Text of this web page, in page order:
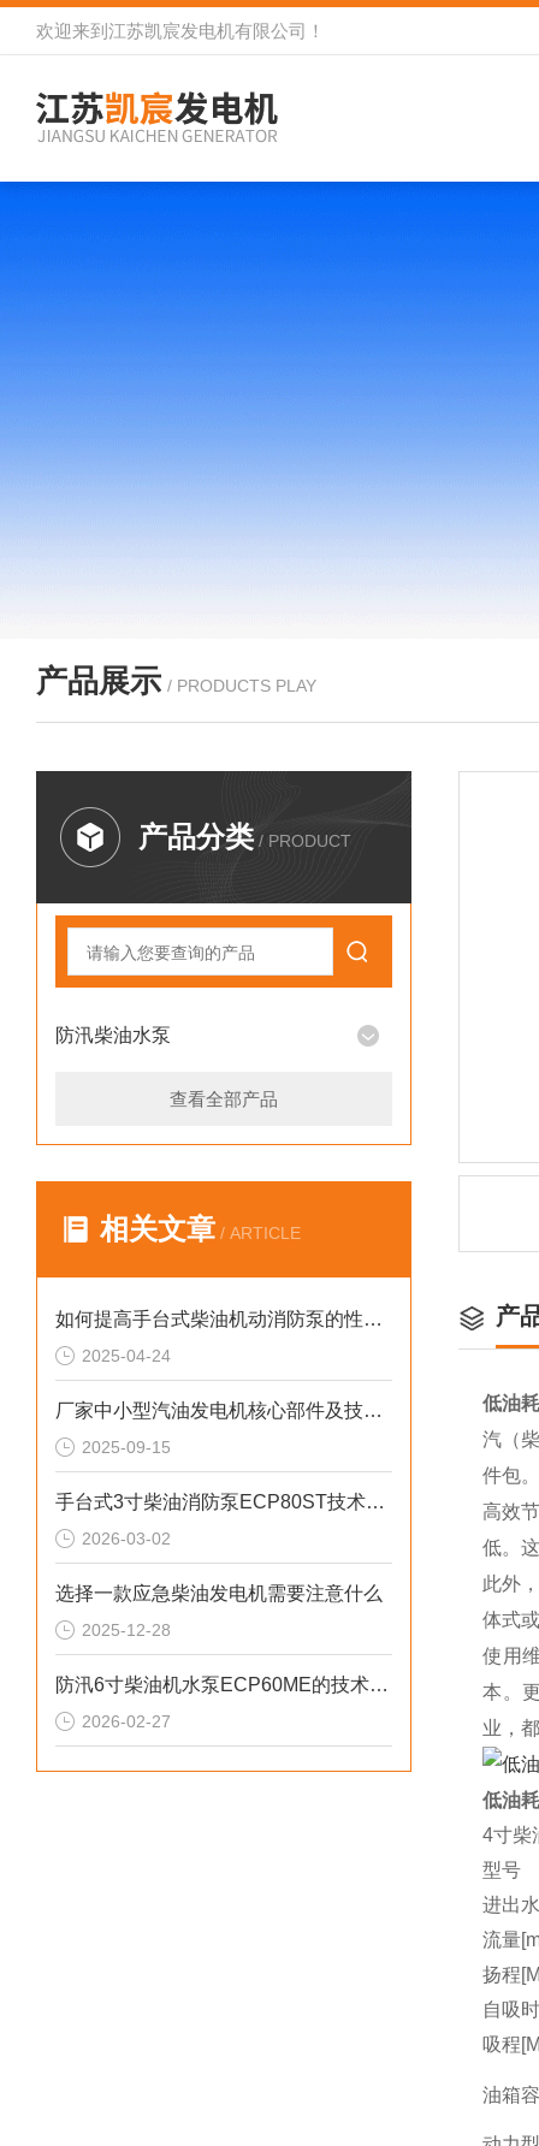
欢迎来到 江苏凯宸发电机有限公司 ！
产品展示 / PRODUCTS PLAY
产品分类 / PRODUCT
防汛柴油水泵
查看全部产品
相关文章 / ARTICLE
如何提高手台式柴油机动消防泵的性能？
2025-04-24
厂家中小型汽油发电机核心部件及技术要点
2025-09-15
手台式3寸柴油消防泵ECP80ST技术参数
2026-03-02
选择一款应急柴油发电机需要注意什么
2025-12-28
防汛6寸柴油机水泵ECP60ME的技术参数
2026-02-27
产
低油
汽（
件包。
高效
低。
此外
体式
使用
本。
业，
低油
4寸柴
型号
进出
流量
扬程
自吸
吸程
油箱